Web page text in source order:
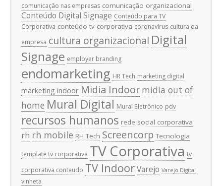
comunicação nas empresas comunicação organizacional
Conteúdo Digital Signage Conteúdo para TV
Corporativa conteúdo tv corporativa coronavírus cultura da
empresa cultura organizacional Digital
Signage employer branding
endomarketing HR Tech marketing digital
marketing indoor Midia Indoor midia out of
home Mural Digital Mural Eletrônico pdv
recursos humanos rede social corporativa
rh rh mobile RH Tech Screencorp Tecnologia
template tv corporativa TV Corporativa tv
corporativa conteudo TV IndoorVarejo Varejo Digital
vinheta